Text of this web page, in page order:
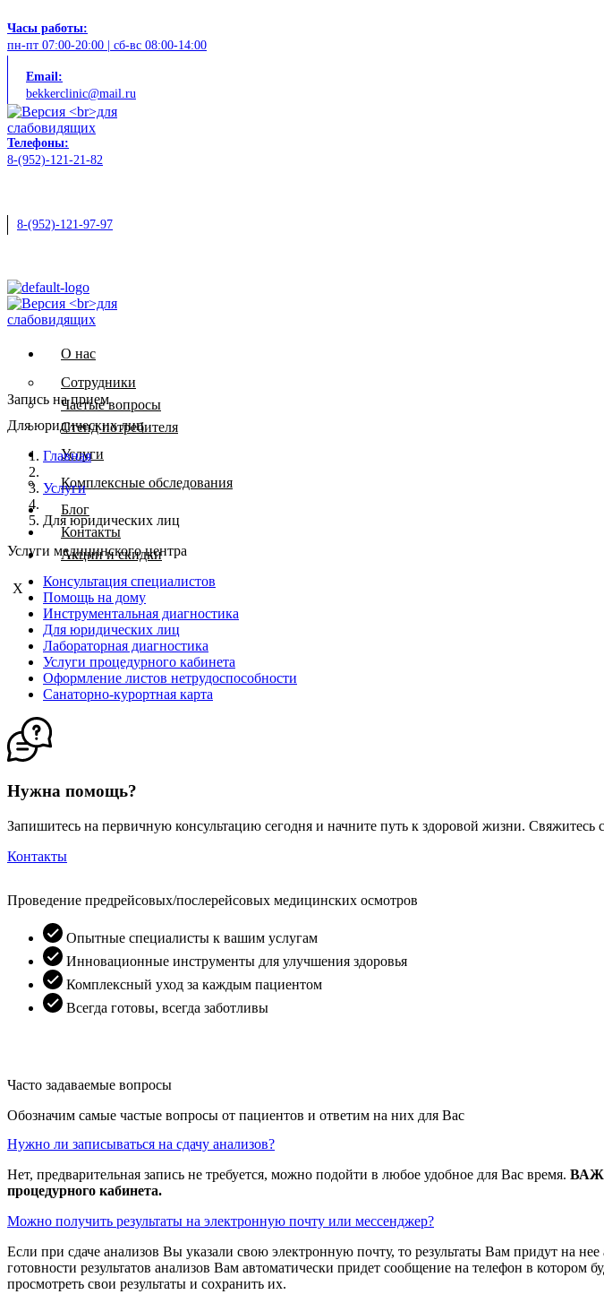
Часы работы:
пн-пт 07:00-20:00 | сб-вс 08:00-14:00
Email:
bekkerclinic@mail.ru
Телефоны:
8-(952)-121-21-82
8-(952)-121-97-97
О нас
Сотрудники
Частые вопросы
Стенд потребителя
Услуги
Комплексные обследования
Блог
Контакты
Акции и скидки
X
Запись на прием
Для юридических лиц
Главная
Услуги
Для юридических лиц
Услуги медицинского центра
Консультация специалистов
Помощь на дому
Инструментальная диагностика
Для юридических лиц
Лабораторная диагностика
Услуги процедурного кабинета
Оформление листов нетрудоспособности
Санаторно-курортная карта
Нужна помощь?
Запишитесь на первичную консультацию сегодня и начните путь к здоровой жизни. Свяжитесь
Контакты
Проведение предрейсовых/послерейсовых медицинских осмотров
Опытные специалисты к вашим услугам
Инновационные инструменты для улучшения здоровья
Комплексный уход за каждым пациентом
Всегда готовы, всегда заботливы
Часто задаваемые вопросы
Обозначим самые частые вопросы от пациентов и ответим на них для Вас
Нужно ли записываться на сдачу анализов?
Нет, предварительная запись не требуется, можно подойти в любое удобное для Вас время.
процедурного кабинета.
Можно получить результаты на электронную почту или мессенджер?
Если при сдаче анализов Вы указали свою электронную почту, то результаты Вам придут
готовности результатов анализов Вам автоматически придет сообщение на телефон в
просмотреть свои результаты и сохранить их.